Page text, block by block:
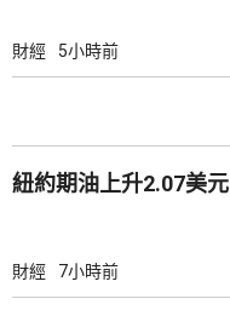
財經 5小時前
紐約期油上升2.07美元
財經 7小時前